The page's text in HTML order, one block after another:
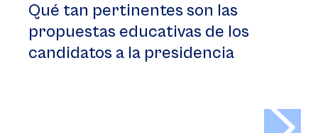
Qué tan pertinentes son las
propuestas educativas de los
candidatos a la presidencia